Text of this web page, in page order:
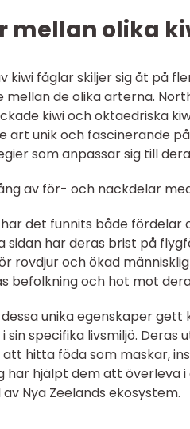
mellan olika
kiwi fåglar skiljer sig åt på
mellan de olika arterna.
kiwi och oktaedriska
art unik och fascinerande
som anpassar sig till
av för- och nackdelar
det funnits både fördelar
sidan har deras brist på
rovdjur och ökad
befolkning och hot mot
unika egenskaper
sin specifika livsmiljö.
hitta föda som maskar,
har hjälpt dem att
Nya Zeelands ekosystem.